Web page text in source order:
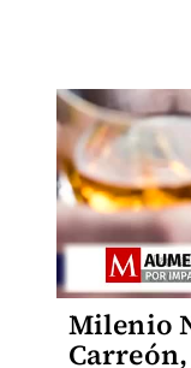
Milenio
Carreón,